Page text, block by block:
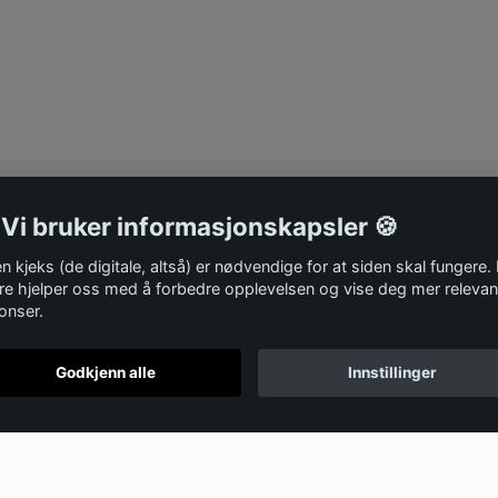
bruker informasjonskapsler 🍪
kjeks (de digitale, altså) er nødvendige for at siden skal fungere.
hjelper oss med å forbedre opplevelsen og vise deg mer
Godkjenn alle Innstillinger